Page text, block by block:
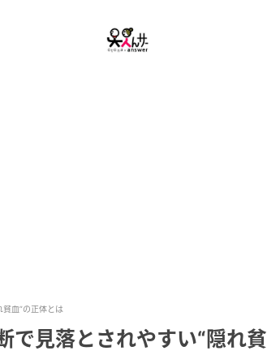
血”の正体とは
で見落とされやすい“隠れ貧